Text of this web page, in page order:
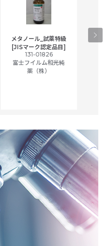
メタノール_試薬特級
[JISマーク認定品目]
131-01826
富士フイルム和光純
薬（株）
ア